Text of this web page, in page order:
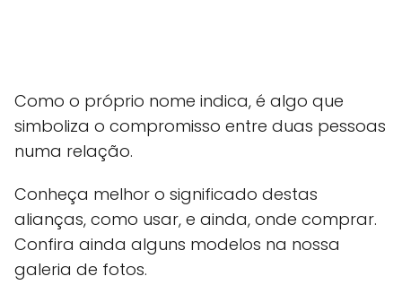
Como o próprio nome indica, é algo que
simboliza o compromisso entre duas pessoas
numa relação.
Conheça melhor o significado destas
alianças, como usar, e ainda, onde comprar.
Confira ainda alguns modelos na nossa
galeria de fotos.